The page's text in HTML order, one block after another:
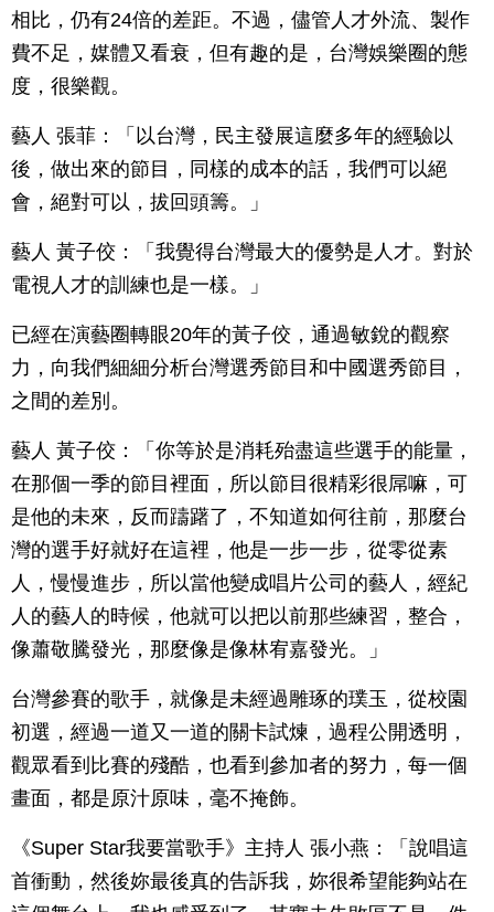
相比，仍有24倍的差距。不過，儘管人才外流、製作
費不足，媒體又看衰，但有趣的是，台灣娛樂圈的態
度，很樂觀。
藝人 張菲：「以台灣，民主發展這麼多年的經驗以
後，做出來的節目，同樣的成本的話，我們可以絕
會，絕對可以，拔回頭籌。」
藝人 黃子佼：「我覺得台灣最大的優勢是人才。對於
電視人才的訓練也是一樣。」
已經在演藝圈轉眼20年的黃子佼，通過敏銳的觀察
力，向我們細細分析台灣選秀節目和中國選秀節目，
之間的差別。
藝人 黃子佼：「你等於是消耗殆盡這些選手的能量，
在那個一季的節目裡面，所以節目很精彩很屌嘛，可
是他的未來，反而躊躇了，不知道如何往前，那麼台
灣的選手好就好在這裡，他是一步一步，從零從素
人，慢慢進步，所以當他變成唱片公司的藝人，經紀
人的藝人的時候，他就可以把以前那些練習，整合，
像蕭敬騰發光，那麼像是像林宥嘉發光。」
台灣參賽的歌手，就像是未經過雕琢的璞玉，從校園
初選，經過一道又一道的關卡試煉，過程公開透明，
觀眾看到比賽的殘酷，也看到參加者的努力，每一個
畫面，都是原汁原味，毫不掩飾。
《Super Star我要當歌手》主持人 張小燕：「說唱這
首衝動，然後妳最後真的告訴我，妳很希望能夠站在